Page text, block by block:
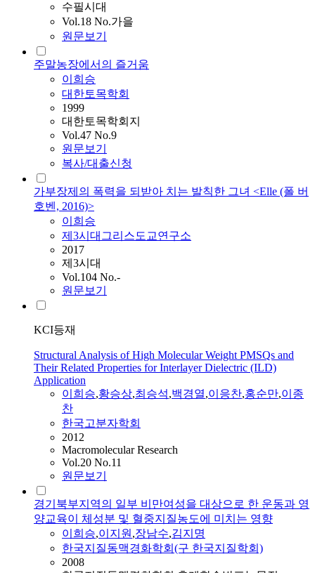
수필시대
Vol.18 No.가을
원문보기
주말농장에서의 즐거움
이희승
대한토목학회
1999
대한토목학회지
Vol.47 No.9
원문보기
복사/대출신청
가부장제의 폭력을 되받아 치는 발칙한 그녀 <Elle (폴 버
호벤, 2016)>
이희승
제3시대그리스도교연구소
2017
제3시대
Vol.104 No.-
원문보기
KCI등재
Structural Analysis of High Molecular Weight PMSQs and
Their Related Properties for Interlayer Dielectric (ILD)
Application
이희승,황승상,최승석,백경열,이응찬,홍순만,이종
찬
한국고분자학회
2012
Macromolecular Research
Vol.20 No.11
원문보기
경기북부지역의 일부 비만여성을 대상으로 한 운동과 영
양교육이 체성분 및 혈중지질농도에 미치는 영향
이희승,이지원,장남수,김지명
한국지질동맥경화학회(구 한국지질학회)
2008